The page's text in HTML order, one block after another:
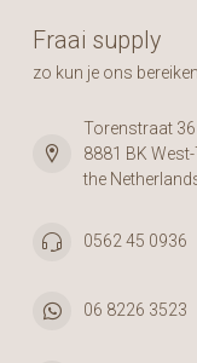
Fraai supply
zo kun je ons bereiken
Torenstraat 36
8881 BK
the
0562 45 0936
06 8226 3523